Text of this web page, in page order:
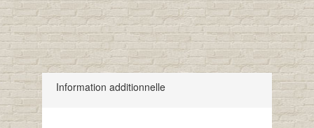
Information additionnelle